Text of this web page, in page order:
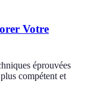
Votre
éprouvées
compétent et